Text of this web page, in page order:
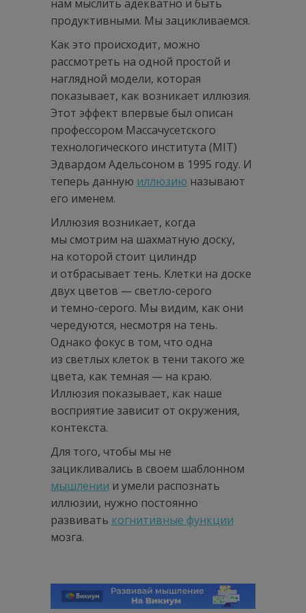
нам мыслить адекватно и быть
продуктивными. Мы зацикливаемся.
Как это происходит, можно
рассмотреть на одной простой и
наглядной модели, которая
показывает, как возникает иллюзия.
Этот эффект впервые был описан
профессором Массачусетского
технологического института (MIT)
Эдвардом Адельсоном в 1995 году. И
теперь данную иллюзию называют
его именем.
Иллюзия возникает, когда
мы смотрим на шахматную доску,
на которой стоит цилиндр
и отбрасывает тень. Клетки на доске
двух цветов — светло-серого
и темно-серого. Мы видим, как они
чередуются, несмотря на тень.
Однако фокус в том, что одна
из светлых клеток в тени такого же
цвета, как темная — на краю.
Иллюзия показывает, как наше
восприятие зависит от окружения,
контекста.
Для того, чтобы мы не
зацикливались в своем шаблонном
мышлении и умели распознать
иллюзии, нужно постоянно
развивать когнитивные функции
мозга.